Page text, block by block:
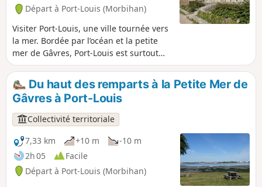
Départ à Port-Louis (Morbihan)
Visiter Port-Louis, une ville tournée vers
la mer. Bordée par l’océan et la petite
mer de Gâvres, Port-Louis est surtout
connue pour son impressionnante et
magnifique citadelle, un incontournable
face à Larmor-Plage et à la rade de
Lorient.
Du haut des remparts à la Petite Mer de
Gâvres à Port-Louis
Collectivité territoriale
7,33 km
+10 m
-10 m
2h 05
Facile
Départ à Port-Louis (Morbihan)